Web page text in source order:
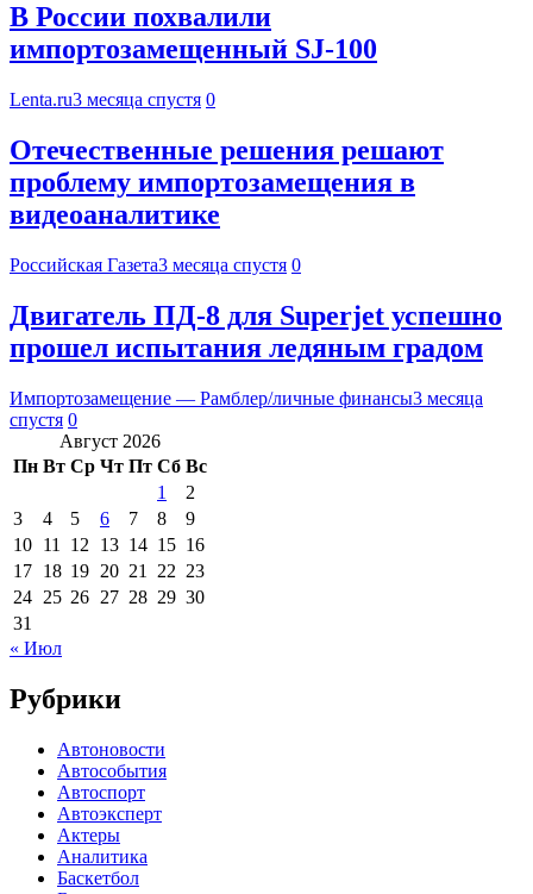
В России похвалили
импортозамещенный SJ-100
Lenta.ru3 месяца спустя 0
Отечественные решения решают
проблему импортозамещения в
видеоаналитике
Российская Газета3 месяца спустя 0
Двигатель ПД-8 для Superjet успешно
прошел испытания ледяным градом
Импортозамещение — Рамблер/личные финансы3 месяца
спустя 0
Август 2026
Пн Вт Ср Чт Пт Сб Вс
1
2
3
4 5 6 7 8
9
10 11 12 13 14 15 16
17 18 19 20 21 22 23
24 25 26 27 28 29 30
31
« Июл
Рубрики
Автоновости
Автособытия
Автоспорт
Автоэксперт
Актеры
Аналитика
Баскетбол